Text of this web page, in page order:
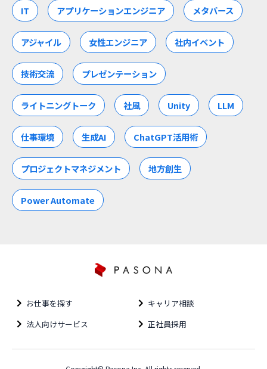
IT アプリケーションエンジニア メタバース
アジャイル 女性エンジニア 社内イベント
技術交流 プレゼンテーション
ライトニングトーク 社風 Unity LLM
仕事環境 生成AI ChatGPT活用術
プロジェクトマネジメント 地方創生
Power Automate
お仕事を探す
キャリア相談
法人向けサービス
正社員採用